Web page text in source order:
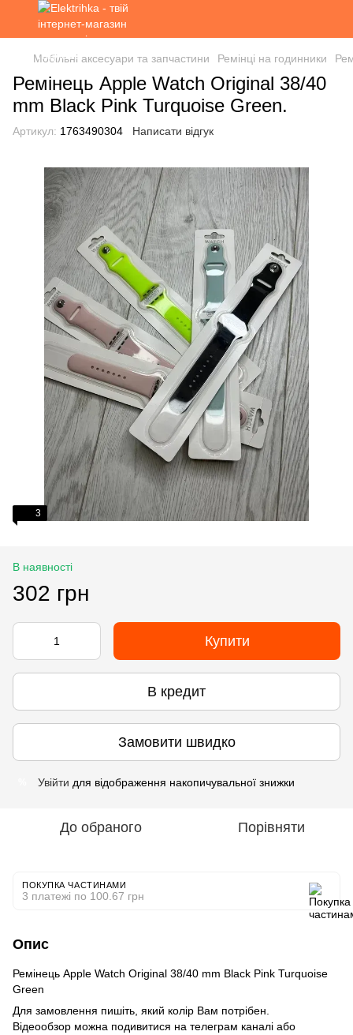
Мобільні аксесуари та запчастини Ремінці на годинники
Ремінець Apple Watch Original 38/40
mm Black Pink Turquoise Green.
Артикул: 1763490304 Написати відгук
3
В наявності
302 грн
Купити
В кредит
Замовити швидко
Увійти для відображення накопичувальної знижки
До обраного Порівняти
ПОКУПКА ЧАСТИНАМИ
3 платежі по 100.67 грн
Опис
Ремінець Apple Watch Original 38/40 mm Black Pink Turquoise
Green
Для замовлення пишіть, який колір Вам потрібен.
Відеообзор можна подивитися на телеграм каналі або